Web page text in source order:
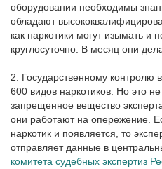
оборудовании необходимы
обладают
как наркотики могут изымать и
круглосуточно. В месяц они
2. Государственному контролю
600 видов наркотиков. Но это не
запрещенное вещество
они работают на опережение.
наркотик и появляется, то
отправляет данные в
комитета судебных экспертиз